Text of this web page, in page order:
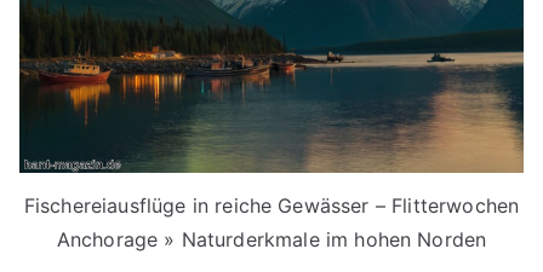
Fischereiausflüge in reiche Gewässer – Flitterwochen
Anchorage » Naturderkmale im hohen Norden